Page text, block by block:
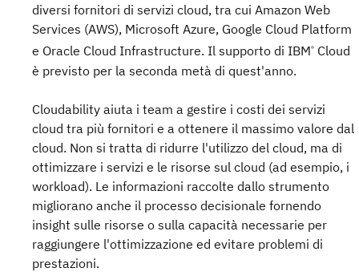
diversi fornitori di servizi cloud, tra cui Amazon Web
Services (AWS), Microsoft Azure, Google Cloud Platform
e Oracle Cloud Infrastructure. Il supporto di IBM® Cloud
è previsto per la seconda metà di quest'anno.
Cloudability aiuta i team a gestire i costi dei servizi
cloud tra più fornitori e a ottenere il massimo valore dal
cloud. Non si tratta di ridurre l'utilizzo del cloud, ma di
ottimizzare i servizi e le risorse sul cloud (ad esempio, i
workload). Le informazioni raccolte dallo strumento
migliorano anche il processo decisionale fornendo
insight sulle risorse o sulla capacità necessarie per
raggiungere l'ottimizzazione ed evitare problemi di
prestazioni.